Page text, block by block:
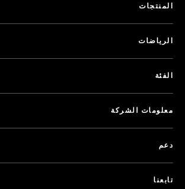
المنتجات
الرياضات
الفئة
معلومات الشركة
دعم
تابعنا